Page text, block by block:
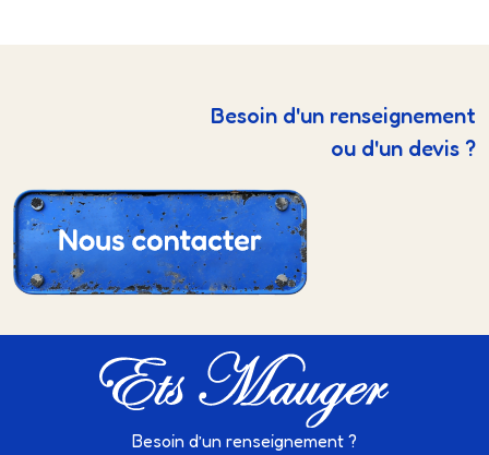
Besoin d'un renseignement
ou d'un devis ?
Besoin d’un renseignement ?